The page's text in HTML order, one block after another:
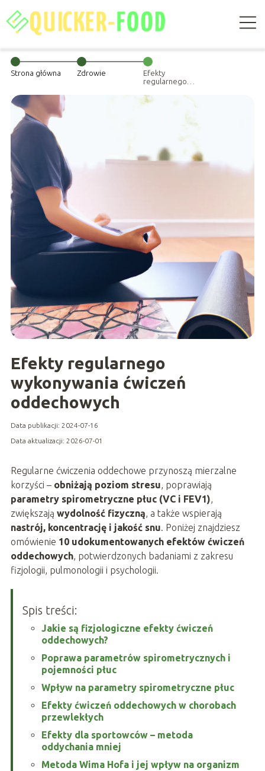
Strona główna Zdrowie
Efekty
regularnego
ćwiczeń
oddechowych
Efekty regularnego
wykonywania ćwiczeń
oddechowych
Data publikacji: 2024-07-16
Data aktualizacji: 2026-07-01
Regularne ćwiczenia oddechowe przynoszą mierzalne
korzyści – obniżają poziom stresu, poprawiają
parametry spirometryczne płuc (VC i FEV1),
zwiększają wydolność fizyczną, a także wspierają
nastrój, koncentrację i jakość snu. Poniżej znajdziesz
omówienie 10 udokumentowanych efektów ćwiczeń
oddechowych, potwierdzonych badaniami z zakresu
fizjologii, pulmonologii i psychologii.
Spis treści:
Jakie są fizjologiczne efekty ćwiczeń
oddechowych?
Poprawa parametrów spirometrycznych i
pojemności płuc
Wpływ na parametry spirometryczne płuc
Efekty ćwiczeń oddechowych w chorobach
przewlekłych
Efekty dla sportowców – metoda
oddychania mniej
Metoda Wima Hofa i jej wpływ na organizm